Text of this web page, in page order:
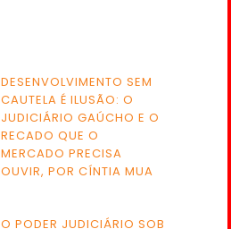
DESENVOLVIMENTO SEM
CAUTELA É ILUSÃO: O
JUDICIÁRIO GAÚCHO E O
RECADO QUE O
MERCADO PRECISA
OUVIR, POR CÍNTIA MUA
O PODER JUDICIÁRIO SOB